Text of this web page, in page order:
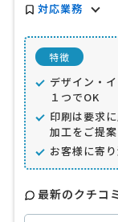
対応業務
特徴
デザイン・
１つでOK
印刷は要求
加工をご提案
お客様に寄
最新のクチコ